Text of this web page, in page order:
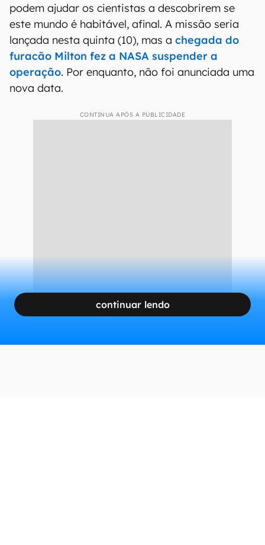
podem ajudar os cientistas a descobrirem se
este mundo é habitável, afinal. A missão seria
lançada nesta quinta (10), mas a chegada do
furacão Milton fez a NASA suspender a
operação. Por enquanto, não foi anunciada uma
nova data.
CONTINUA APÓS A PUBLICIDADE
continuar lendo